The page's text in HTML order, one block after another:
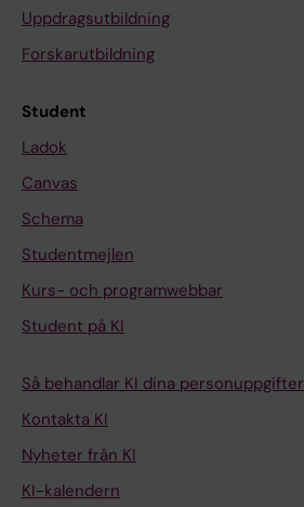
Uppdragsutbildning
Forskarutbildning
Student
Ladok
Canvas
Schema
Studentmejlen
Kurs- och programwebbar
Student på KI
Så behandlar KI dina personuppgifter
Kontakta KI
Nyheter från KI
KI-kalendern